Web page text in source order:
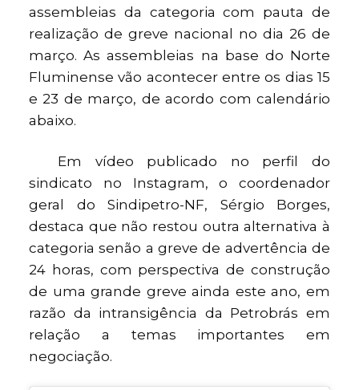
assembleias da categoria com pauta de
realização de greve nacional no dia 26 de
março. As assembleias na base do Norte
Fluminense vão acontecer entre os dias 15
e 23 de março, de acordo com calendário
abaixo.
Em vídeo publicado no perfil do
sindicato no Instagram, o coordenador
geral do Sindipetro-NF, Sérgio Borges,
destaca que não restou outra alternativa à
categoria senão a greve de advertência de
24 horas, com perspectiva de construção
de uma grande greve ainda este ano, em
razão da intransigência da Petrobrás em
relação a temas importantes em
negociação.